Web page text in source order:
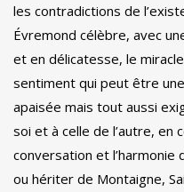
les contradictions de
Évremond célèbre, avec
et en délicatesse, le
sentiment qui peut être
apaisée mais tout aussi
soi et à celle de l’autre, en
conversation et l’harmonie
ou hériter de Montaigne,